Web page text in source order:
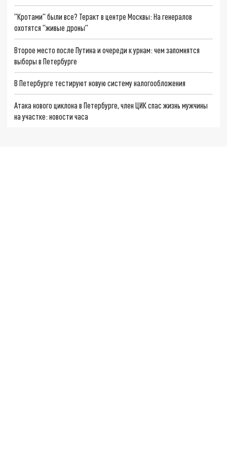
"Кротами" были все? Теракт в центре Москвы: На генералов
охотятся "живые дроны"
Второе место после Путина и очереди к урнам: чем запомнятся
выборы в Петербурге
В Петербурге тестируют новую систему налогообложения
Атака нового циклона в Петербурге, член ЦИК спас жизнь мужчины
на участке: новости часа